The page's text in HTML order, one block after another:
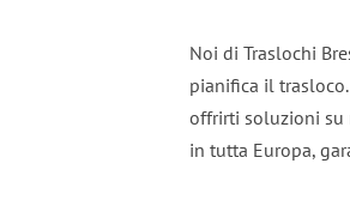
Noi di Traslochi
pianifica il
offrirti soluzioni su
in tutta Europa,